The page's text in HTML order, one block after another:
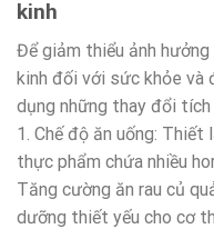
kinh
Để giảm thiểu ảnh
kinh đối với sức khỏe và
dụng những thay đổi
1. Chế độ ăn uống: Thiết
thực phẩm chứa nhiều
Tăng cường ăn rau củ
dưỡng thiết yếu cho cơ